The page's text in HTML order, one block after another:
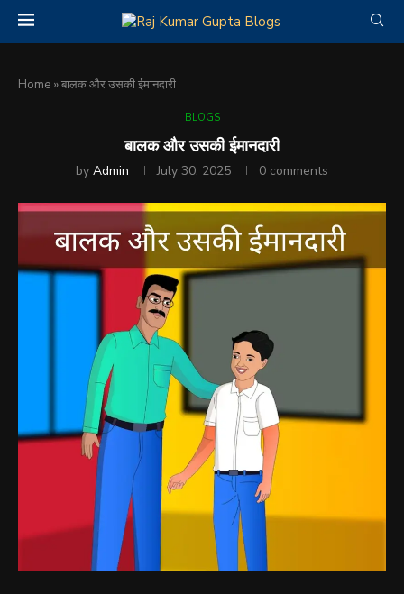
Home »बालक और उसकी ईमानदारी
BLOGS
बालक और उसकी ईमानदारी
by Admin July 30, 2025 0 comments